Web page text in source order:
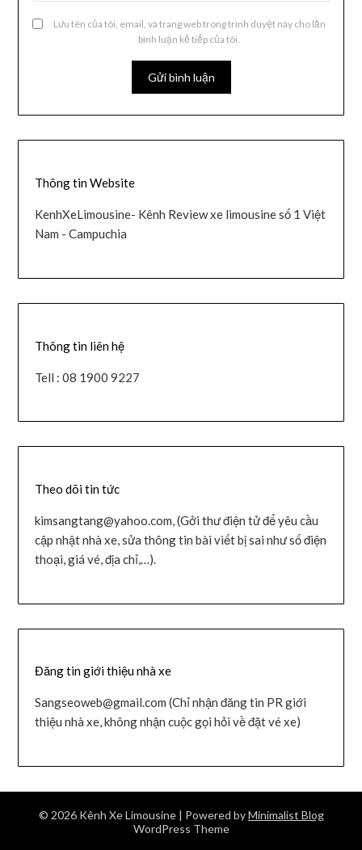
Lưu tên của tôi, email, và trang web trong trình duyệt này cho lần
bình luận kế tiếp của tôi.
Thông tin Website
KenhXeLimousine- Kênh Review xe limousine số 1 Việt
Nam - Campuchia
Thông tin liên hệ
Tell : 08 1900 9227
Theo dõi tin tức
kimsangtang@yahoo.com, (Gởi thư điện tử để yêu cầu
cập nhật nhà xe, sửa thông tin bài viết bị sai như số điện
thoại, giá vé, địa chỉ,…).
Đăng tin giới thiệu nhà xe
Sangseoweb@gmail.com (Chỉ nhận đăng tin PR giới
thiệu nhà xe, không nhận cuộc gọi hỏi về đặt vé xe)
© 2026 Kênh Xe Limousine | Powered byMinimalist Blog
WordPress Theme